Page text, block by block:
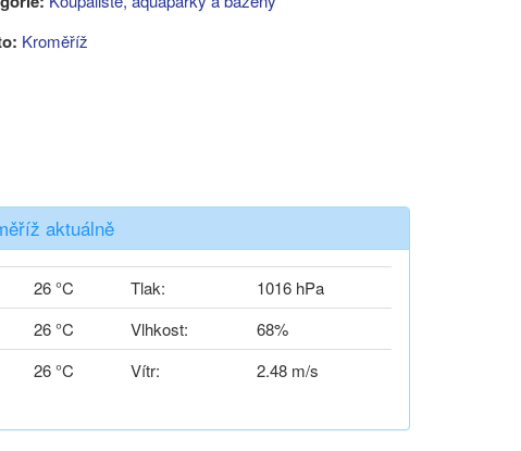
Kroměříž
aktuálně
26 °C Tlak:
1016 hPa
26 °C Vlhkost:
68%
26 °C Vítr: 2.48 m/s